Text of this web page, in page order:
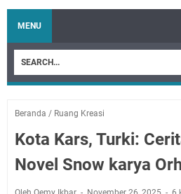
MENU
Beranda / Ruang Kreasi
Kota Kars, Turki:
Novel Snow karya